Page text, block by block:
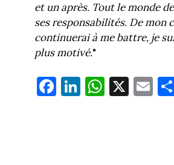
et un après. Tout le monde
ses responsabilités. De mon
continuerai à me battre, je
plus motivé."
Fa
ce
Li
nk
W
ha
X E
m